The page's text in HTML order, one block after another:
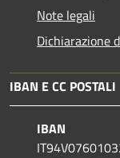
Note legali
Dichiarazione
IBAN E CC POSTALI
IBAN